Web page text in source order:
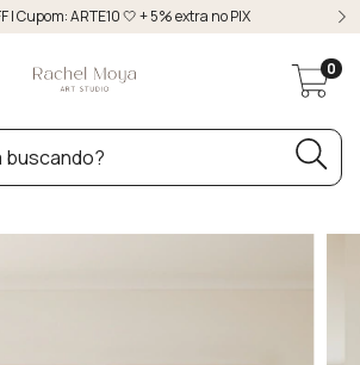
| Cupom: ARTE10 🤍 + 5% extra no PIX
0